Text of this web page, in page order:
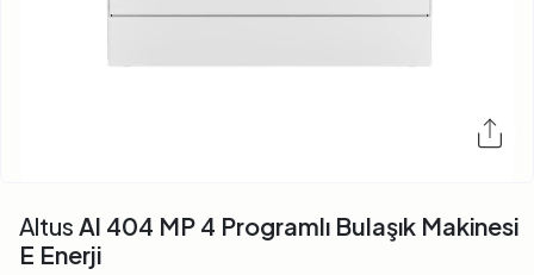
Altus Al 404 MP 4 Programlı Bulaşık Makinesi
E Enerji